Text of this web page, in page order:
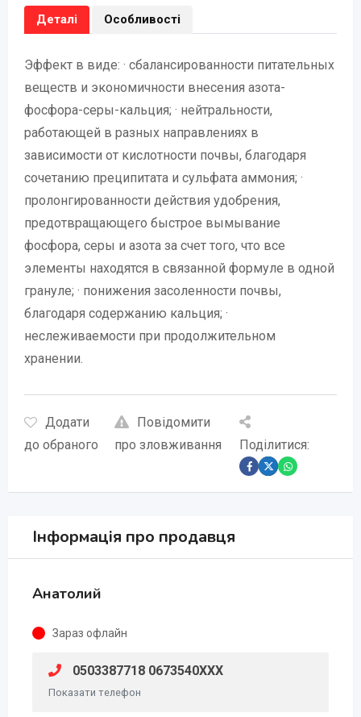
Деталі Особливості
Эффект в виде: · сбалансированности питательных
веществ и экономичности внесения азота-
фосфора-серы-кальция; · нейтральности,
работающей в разных направлениях в
зависимости от кислотности почвы, благодаря
сочетанию преципитата и сульфата аммония; ·
пролонгированности действия удобрения,
предотвращающего быстрое вымывание
фосфора, серы и азота за счет того, что все
элементы находятся в связанной формуле в одной
грануле; · понижения засоленности почвы,
благодаря содержанию кальция; ·
неслеживаемости при продолжительном
хранении.
Додати
до обраного
Повідомити
про зловживання
Поділитися:
Інформація про продавця
Анатолий
Зараз офлайн
0503387718 0673540XXX
Показати телефон